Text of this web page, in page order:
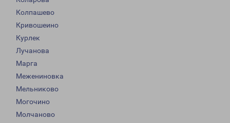
Колпашево
Кривошеино
Курлек
Лучанова
Марга
Межениновка
Мельниково
Могочино
Молчаново